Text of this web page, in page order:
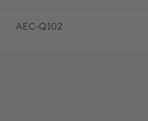
AEC-Q102